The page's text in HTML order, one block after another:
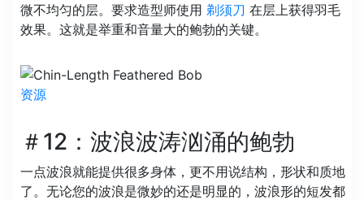
微不均匀的层。要求造型师使用 剃须刀 在层上获得羽毛
效果。这就是举重和音量大的鲍勃的关键。
资源
＃12：波浪波涛汹涌的鲍勃
一点波浪就能提供很多身体，更不用说结构，形状和质地
了。无论您的波浪是微妙的还是明显的，波浪形的短发都